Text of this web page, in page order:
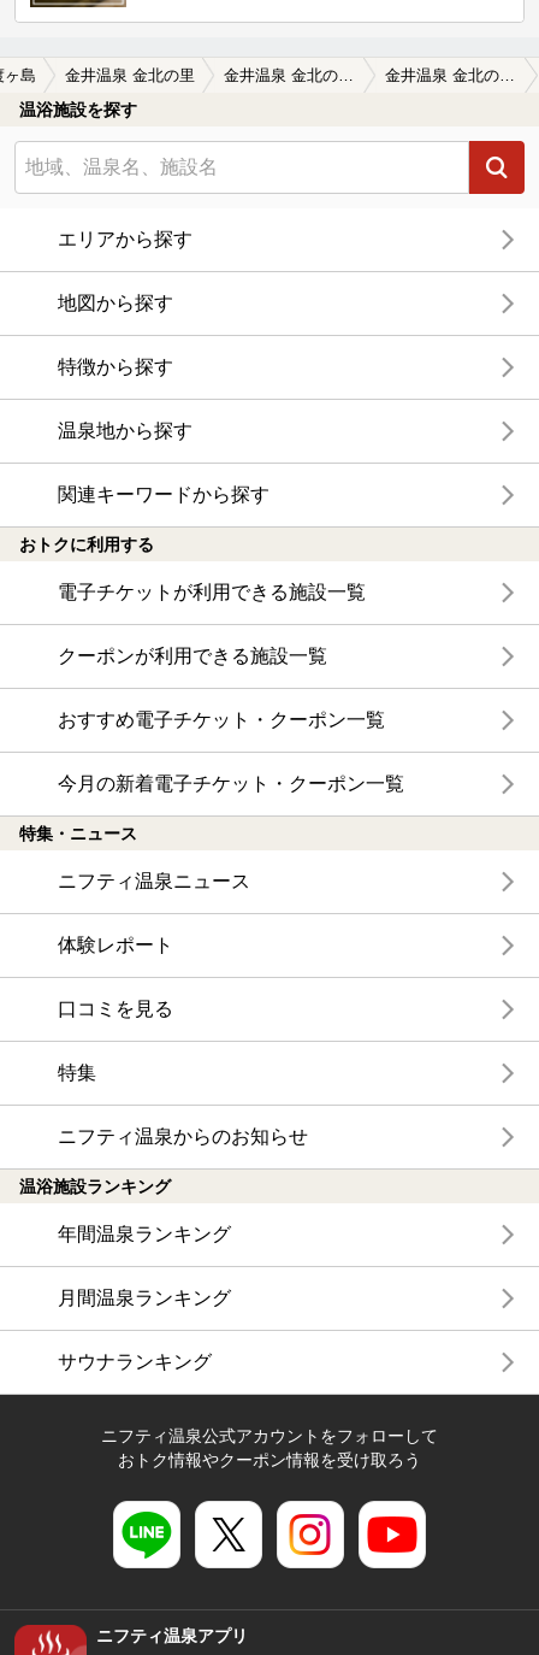
ヶ島 金井温泉 金北の里
温浴施設を探す
エリアから探す
地図から探す
特徴から探す
温泉地から探す
関連キーワードから探す
おトクに利用する
電子チケットが利用できる施設一覧
クーポンが利用できる施設一覧
おすすめ電子チケット・クーポン一覧
今月の新着電子チケット・クーポン一覧
特集・ニュース
ニフティ温泉ニュース
体験レポート
口コミを見る
特集
ニフティ温泉からのお知らせ
温浴施設ランキング
年間温泉ランキング
月間温泉ランキング
サウナランキング
ニフティ温泉公式アカウントをフォローして
おトク情報やクーポン情報を受け取ろう
ニフティ温泉アプリ